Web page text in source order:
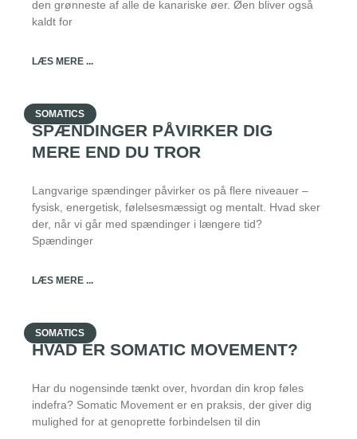
den grønneste af alle de kanariske øer. Øen bliver også
kaldt for
LÆS MERE ...
SOMATICS
SPÆNDINGER PÅVIRKER DIG
MERE END DU TROR
Langvarige spændinger påvirker os på flere niveauer –
fysisk, energetisk, følelsesmæssigt og mentalt. Hvad sker
der, når vi går med spændinger i længere tid?
Spændinger
LÆS MERE ...
SOMATICS
HVAD ER SOMATIC MOVEMENT?
Har du nogensinde tænkt over, hvordan din krop føles
indefra? Somatic Movement er en praksis, der giver dig
mulighed for at genoprette forbindelsen til din